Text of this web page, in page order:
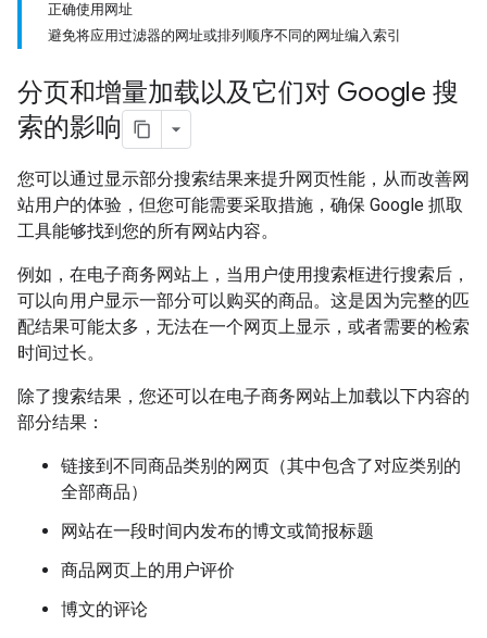
正确使用网址
避免将应用过滤器的网址或排列顺序不同的网址编入索引
分页和增量加载以及它们对 Google 搜
索的影响
您可以通过显示部分搜索结果来提升网页性能，从而改善网
站用户的体验，但您可能需要采取措施，确保 Google 抓取
工具能够找到您的所有网站内容。
例如，在电子商务网站上，当用户使用搜索框进行搜索后，
可以向用户显示一部分可以购买的商品。这是因为完整的匹
配结果可能太多，无法在一个网页上显示，或者需要的检索
时间过长。
除了搜索结果，您还可以在电子商务网站上加载以下内容的
部分结果：
链接到不同商品类别的网页（其中包含了对应类别的
全部商品）
网站在一段时间内发布的博文或简报标题
商品网页上的用户评价
博文的评论